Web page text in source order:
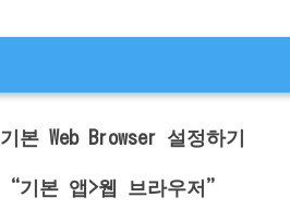
기본 Web Browser 설정하기
“기본 앱>웹 브라우저”